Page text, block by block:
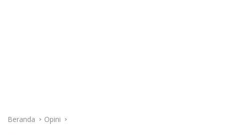
Beranda Opini